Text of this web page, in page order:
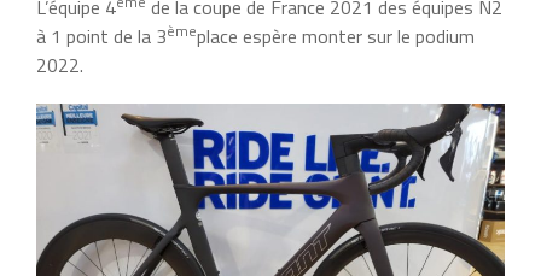
L’équipe 4
de la coupe de France 2021 des équipes N2
à 1 point de la 3èmeplace espère monter sur le podium
2022.